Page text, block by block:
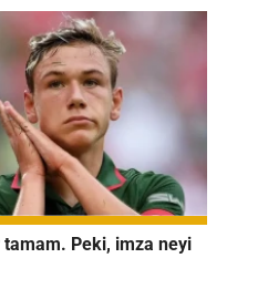
Peki, imza neyi